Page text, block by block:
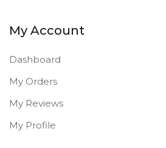
My Account
Dashboard
My Orders
My Reviews
My Profile